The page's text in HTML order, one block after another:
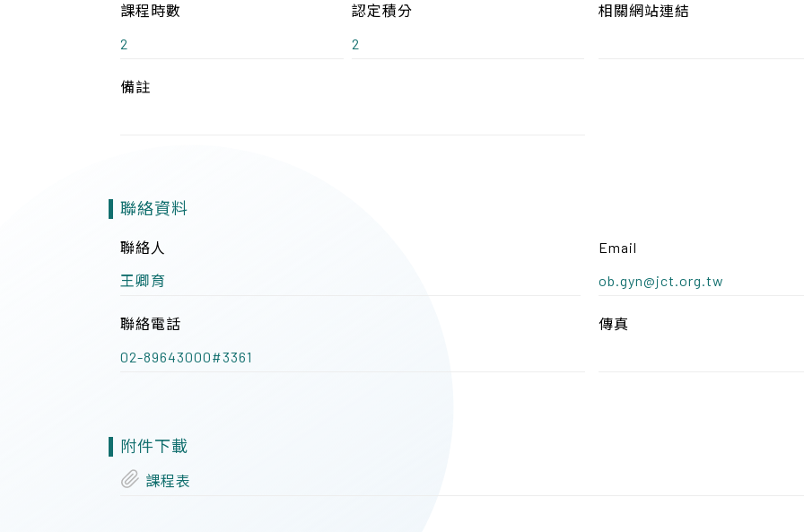
課程時數
2
認定積分
2
相關網站連結
備註
聯絡資料
聯絡人
王卿育
Email
ob.gyn@jct.org.tw
聯絡電話
02-89643000#3361
傳真
附件下載
課程表